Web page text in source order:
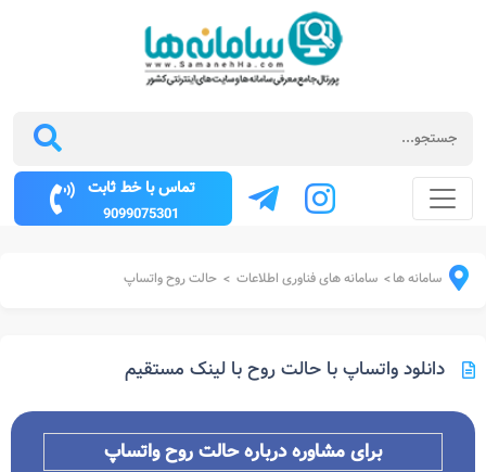
تماس با خط ثابت
9099075301
سامانه ها> سامانه های فناوری اطلاعات > حالت روح واتساپ
دانلود واتساپ با حالت روح با لینک مستقیم
برای مشاوره دربارهحالت روح واتساپ